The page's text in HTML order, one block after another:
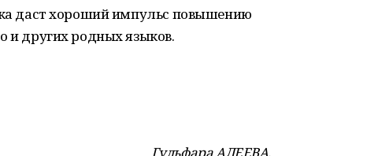
даст хороший импульс повышению
и других родных языков.